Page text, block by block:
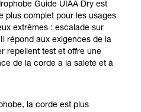
Guide UIAA Dry est
plus complet pour les usages
extrêmes : escalade sur
répond aux exigences de la
repellent test et offre une
de la corde à la saleté et à
la corde est plus